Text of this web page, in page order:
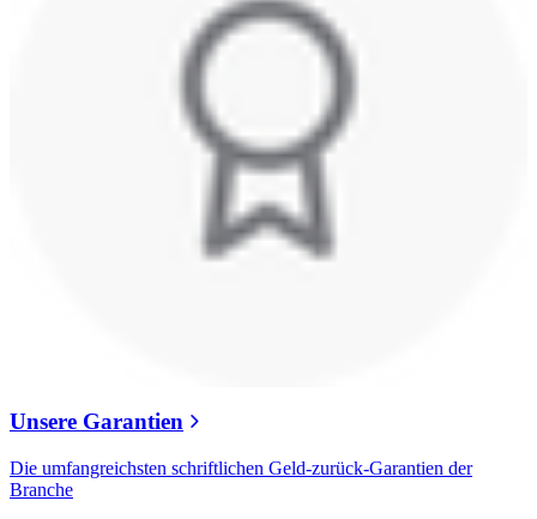
Unsere Garantien
Die umfangreichsten schriftlichen Geld-zurück-Garantien der
Branche